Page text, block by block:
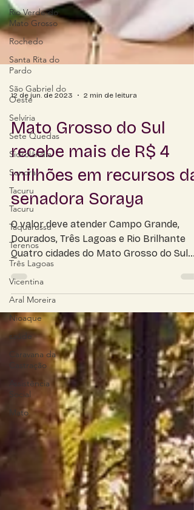
Rio Verde do
Mato Grosso
Rochedo
Santa Rita do
Pardo
São Gabriel do
Oeste
Selvíria
Sete Quedas
Sidrolândia
Sonora
Tacuru
Tacuru
Taquarussu
Terenos
Três Lagoas
Vicentina
Aral Moreira
Nioaque
saúde
Caravana da
Castração
Assistência
Social
Mato
12 de jun. de 2023
Mato Grosso do Sul
recebe mais de R$ 4
milhões em recursos da
senadora Soraya
O valor deve atender Campo Grande,
Dourados, Três Lagoas e Rio Brilhante
Quatro cidades do Mato Grosso do Sul